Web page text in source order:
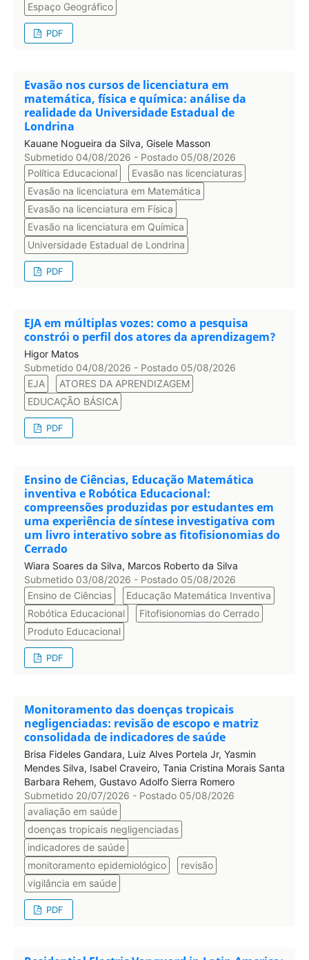
Espaço Geográfico
PDF
Evasão nos cursos de licenciatura em
matemática, física e química: análise da
realidade da Universidade Estadual de
Londrina
Kauane Nogueira da Silva, Gisele Masson
Submetido 04/08/2026 - Postado 05/08/2026
Política Educacional
Evasão nas licenciaturas
Evasão na licenciatura em Matemática
Evasão na licenciatura em Física
Evasão na licenciatura em Química
Universidade Estadual de Londrina
PDF
EJA em múltiplas vozes: como a pesquisa
constrói o perfil dos atores da aprendizagem?
Higor Matos
Submetido 04/08/2026 - Postado 05/08/2026
EJA
ATORES DA APRENDIZAGEM
EDUCAÇÃO BÁSICA
PDF
Ensino de Ciências, Educação Matemática
inventiva e Robótica Educacional:
compreensões produzidas por estudantes em
uma experiência de síntese investigativa com
um livro interativo sobre as fitofisionomias do
Cerrado
Wiara Soares da Silva, Marcos Roberto da Silva
Submetido 03/08/2026 - Postado 05/08/2026
Ensino de Ciências
Educação Matemática Inventiva
Robótica Educacional
Fitofisionomias do Cerrado
Produto Educacional
PDF
Monitoramento das doenças tropicais
negligenciadas: revisão de escopo e matriz
consolidada de indicadores de saúde
Brisa Fideles Gandara, Luiz Alves Portela Jr, Yasmin
Mendes Silva, Isabel Craveiro, Tania Cristina Morais Santa
Barbara Rehem, Gustavo Adolfo Sierra Romero
Submetido 20/07/2026 - Postado 05/08/2026
avaliação em saúde
doenças tropicais negligenciadas
indicadores de saúde
monitoramento epidemiológico
revisão
vigilância em saúde
PDF